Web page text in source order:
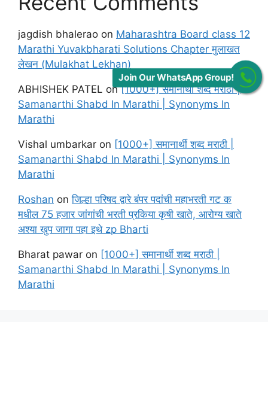
jagdish bhalerao on Maharashtra Board class 12
Marathi Yuvakbharati Solutions Chapter मुलाखत
लेखन (Mulakhat Lekhan)
ABHISHEK PATEL on[1000+] समानार्थी शब्द मराठी |
Samanarthi Shabd In Marathi | Synonyms In
Marathi
Vishal umbarkar on [1000+] समानार्थी शब्द मराठी |
Samanarthi Shabd In Marathi | Synonyms In
Marathi
Roshan onजिल्हा परिषद द्वारे बंपर पदांची महाभरती गट क
मधील 75 हजार जांगांची भरती प्रकिया कृषी खाते, आरोग्य खाते
अश्या खुप जागा पहा इथे zp Bharti
Bharat pawar on [1000+] समानार्थी शब्द मराठी |
Samanarthi Shabd In Marathi | Synonyms In
Marathi
Join Our WhatsApp Group!